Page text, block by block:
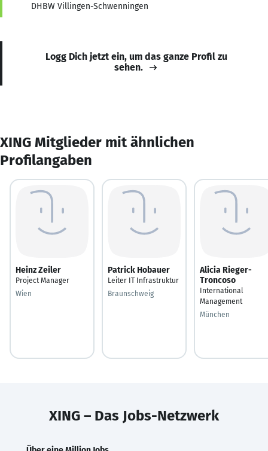
DHBW Villingen-Schwenningen
Logg Dich jetzt ein, um das ganze Profil zu
sehen.
XING Mitglieder mit ähnlichen
Profilangaben
Heinz Zeiler
Project Manager
Wien
Patrick Hobauer
Leiter IT Infrastruktur
Braunschweig
Alicia Rieger-
Troncoso
International
Management
München
XING – Das Jobs-Netzwerk